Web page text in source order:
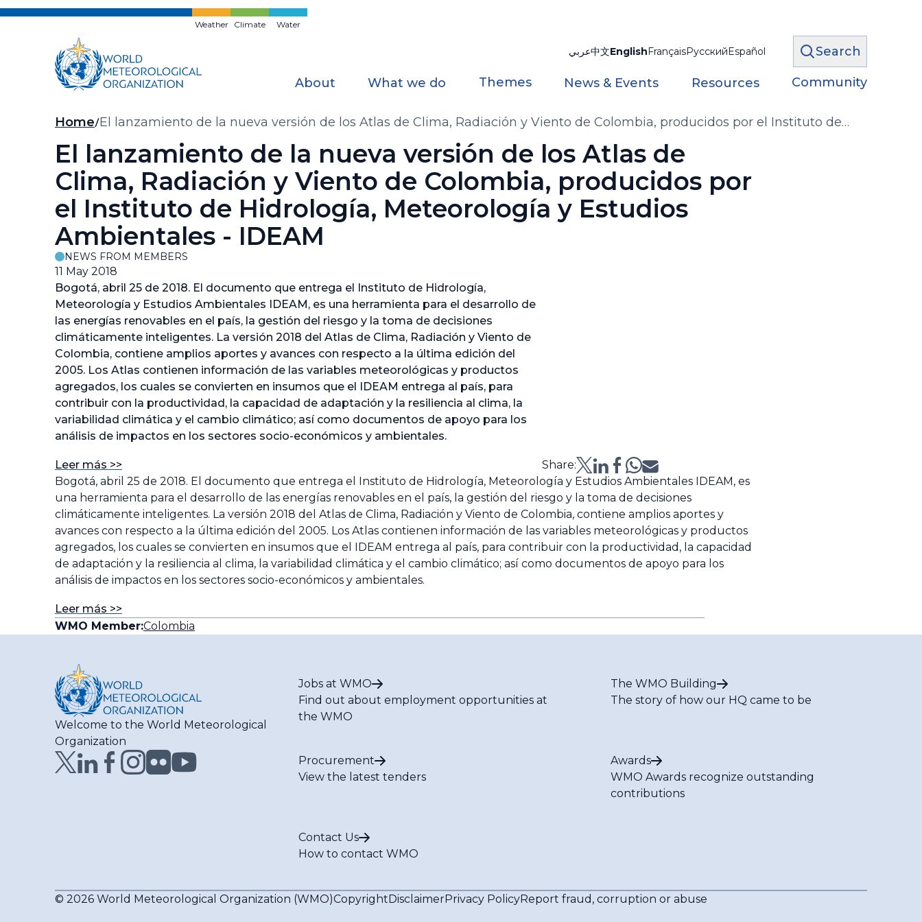
Skip
Weather Climate Water
عربي中文EnglishFrançaisРусскийEspañol Search
About What we do Themes News & Events Resources Community
Breadcrumb
Home El lanzamiento de la nueva versión de los Atlas de Clima, Radiación y Viento de Colombia, producidos por el Instituto de
Hidrología, Meteorología y Estudios Ambientales - IDEAM
El lanzamiento de la nueva versión de los Atlas de
Clima, Radiación y Viento de Colombia, producidos por
el Instituto de Hidrología, Meteorología y Estudios
Ambientales - IDEAM
NEWS FROM MEMBERS
11 May 2018
Bogotá, abril 25 de 2018. El documento que entrega el Instituto de Hidrología,
Meteorología y Estudios Ambientales IDEAM, es una herramienta para el desarrollo de
las energías renovables en el país, la gestión del riesgo y la toma de decisiones
climáticamente inteligentes. La versión 2018 del Atlas de Clima, Radiación y Viento de
Colombia, contiene amplios aportes y avances con respecto a la última edición del
2005. Los Atlas contienen información de las variables meteorológicas y productos
agregados, los cuales se convierten en insumos que el IDEAM entrega al país, para
contribuir con la productividad, la capacidad de adaptación y la resiliencia al clima, la
variabilidad climática y el cambio climático; así como documentos de apoyo para los
análisis de impactos en los sectores socio-económicos y ambientales.
Leer más >>
Share:
Bogotá, abril 25 de 2018. El documento que entrega el Instituto de Hidrología, Meteorología y Estudios Ambientales IDEAM, es
una herramienta para el desarrollo de las energías renovables en el país, la gestión del riesgo y la toma de decisiones
climáticamente inteligentes. La versión 2018 del Atlas de Clima, Radiación y Viento de Colombia, contiene amplios aportes y
avances con respecto a la última edición del 2005. Los Atlas contienen información de las variables meteorológicas y productos
agregados, los cuales se convierten en insumos que el IDEAM entrega al país, para contribuir con la productividad, la capacidad
de adaptación y la resiliencia al clima, la variabilidad climática y el cambio climático; así como documentos de apoyo para los
análisis de impactos en los sectores socio-económicos y ambientales.
Leer más >>
WMO Member:Colombia
Welcome to the World Meteorological
Organization
Jobs at WMO
Find out about employment opportunities at
the WMO
The WMO Building
The story of how our HQ came to be
Procurement
View the latest tenders
Awards
WMO Awards recognize outstanding
contributions
Contact Us
How to contact WMO
© 2026 World Meteorological Organization (WMO)CopyrightDisclaimerPrivacy PolicyReport fraud, corruption or abuse